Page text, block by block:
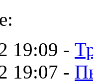
19:09 -
19:07 -